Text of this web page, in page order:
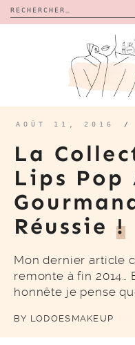
Rechercher :
CALENDRIERS DE
BON PLAN
À PROPOS
MES VIDÉOS
CONTACT
AOÛT 11, 2016 /
La
Lips Pop
Réussie !
Mon dernier article
remonte à fin 2014…
honnête je pense
BY LODOESMAKEUP